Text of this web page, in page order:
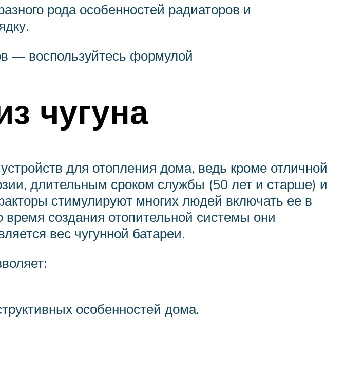
рода особенностей радиаторов и
— воспользуйтесь формулой
чугуна
для отопления дома, ведь кроме отличной
длительным сроком службы (50 лет и старше) и
стимулируют многих людей включать ее в
создания отопительной системы они
вес чугунной батареи.
особенностей дома.